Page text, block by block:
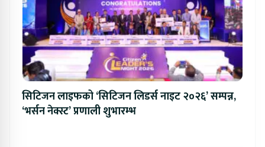
सिटिजन लाइफको ‘सिटिजन लिडर्स नाइट २०२६’ सम्पन्न,
‘भर्सन नेक्स्ट’ प्रणाली शुभारम्भ